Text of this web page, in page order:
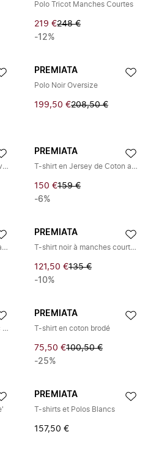
Polo Tricot Manches Courtes
219 €248 €
-12%
PREMIATA
Polo Noir Oversize
199,50 €208,50 €
T-shirt en jersey de coton avec insert en nylon
PREMIATA
T-shirt en Jersey de Coton avec Insert en Nylon
150 €159 €
-6%
T-shirt en Jersey de Coton avec Insert en Nylon
PREMIATA
T-shirt noir à manches courtes imprimé
121,50 €135 €
-10%
T-shirt Blanc en Coton avec Logo
PREMIATA
T-shirt en coton brodé
75,50 €100,50 €
-25%
PREMIATA
T-shirts et Polos Blancs
157,50 €